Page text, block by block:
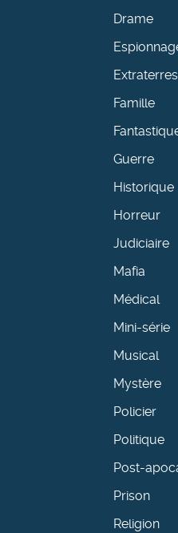
Drame
Famille
Guerre
Historique
Horreur
Judiciaire
Mafia
Médical
Mini-série
Musical
Mystère
Policier
Politique
Post-
Prison
Religion